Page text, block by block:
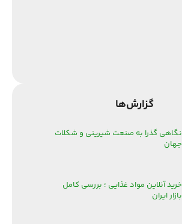
گزارش‌‌ها
نگاهی گذرا به صنعت شیرینی و شکلات
جهان
خرید آنلاین مواد غذایی ؛ بررسی کامل
بازار ایران